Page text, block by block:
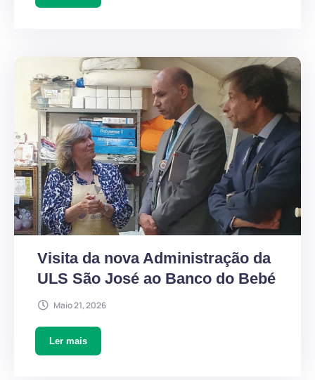
Visita da nova Administração da
ULS São José ao Banco do Bebé
Maio 21, 2026
Ler mais